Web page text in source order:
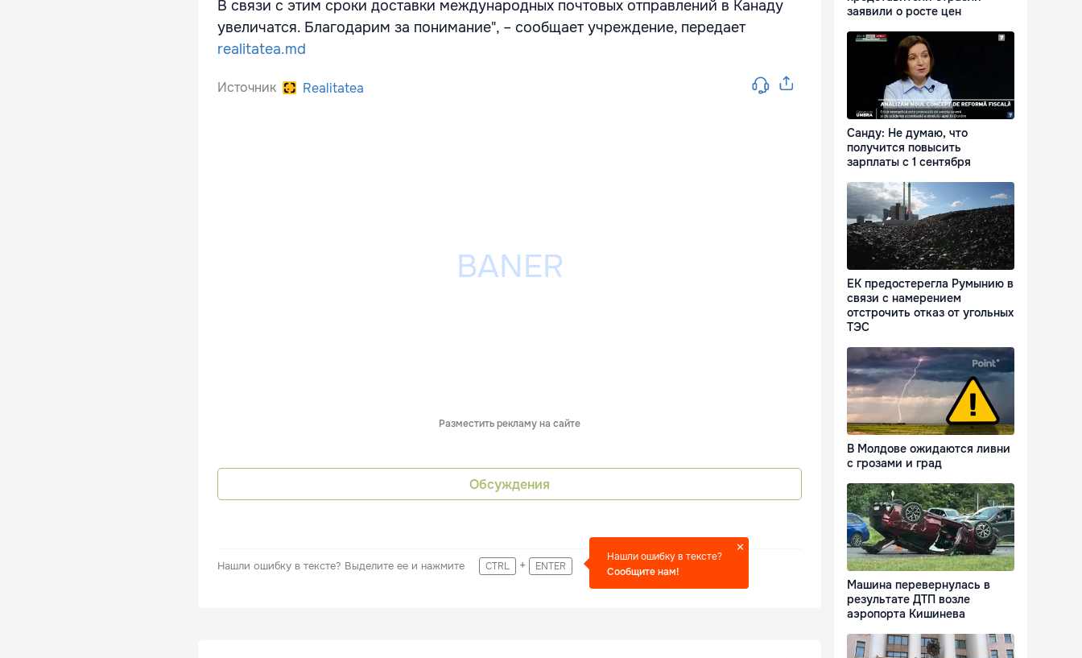
В связи с этим сроки доставки международных почтовых отправлений в Канаду
увеличатся. Благодарим за понимание", – сообщает учреждение, передает
realitatea.md
Источник Realitatea
Разместить рекламу на сайте
Обсуждения
Нашли ошибку в тексте? Выделите ее и нажмите CTRL + ENTER
Нашли ошибку в тексте?
Сообщите нам!
заявили о росте цен
Санду: Не думаю, что
получится повысить
зарплаты с 1 сентября
ЕК предостерегла Румынию в
связи с намерением
отстрочить отказ от угольных
ТЭС
В Молдове ожидаются ливни
с грозами и град
Машина перевернулась в
результате ДТП возле
аэропорта Кишинева